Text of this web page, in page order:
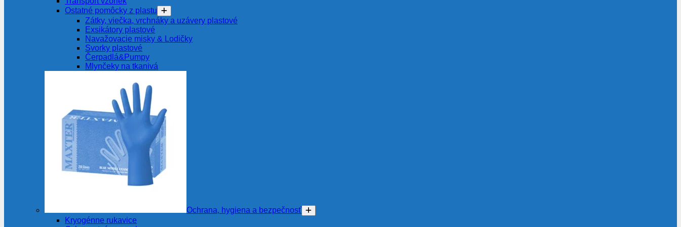
Ostatné pomôcky z plastu
Zátky, viečka, vrchnáky a uzávery plastové
Exsikátory plastové
Navažovacie misky & Lodičky
Svorky plastové
Čerpadlá&Pumpy
Mlynčeky na tkanivá
Ochrana, hygiena a bezpečnosť
Kryogénne rukavice